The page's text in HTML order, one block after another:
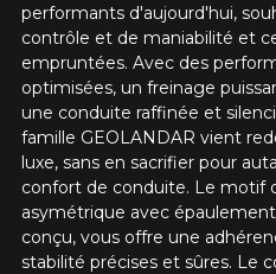
performants d'aujourd'hui,
contrôle et de maniabilité et
empruntées. Avec des
optimisées, un freinage
une conduite raffinée et
famille GEOLANDAR vient
luxe, sans en sacrifier pour
confort de conduite. Le motif
asymétrique avec
conçu, vous offre une
stabilité précises et sûres. Le
Courriel
Votre véhicule
Année